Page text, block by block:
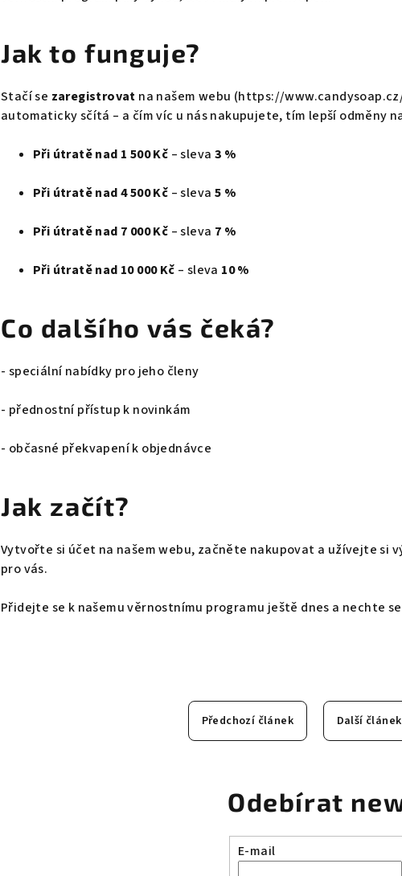
Jak to funguje?
Stačí se zaregistrovat na našem webu (https://
automaticky sčítá – a čím víc u nás nakupujete, tím lepší odměny
Při útratě nad 1 500 Kč – sleva 3 %
Při útratě nad 4 500 Kč – sleva 5 %
Při útratě nad 7 000 Kč – sleva 7 %
Při útratě nad 10 000 Kč – sleva 10 %
Co dalšího vás čeká?
- speciální nabídky pro jeho členy
- přednostní přístup k novinkám
- občasné překvapení k objednávce
Jak začít?
Vytvořte si účet na našem webu, začněte nakupovat a užívejte si
pro vás.
Přidejte se k našemu věrnostnímu programu ještě dnes a nechte
Předchozí článek Další článek
Odebírat
E-mail